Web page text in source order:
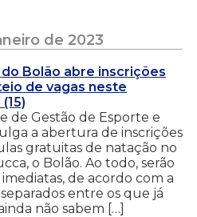
de 2023
Bolão abre inscrições
de vagas neste
de Gestão de Esporte e
a abertura de inscrições
gratuitas de natação no
o Bolão. Ao todo, serão
de acordo com a
entre os que já
não sabem […]